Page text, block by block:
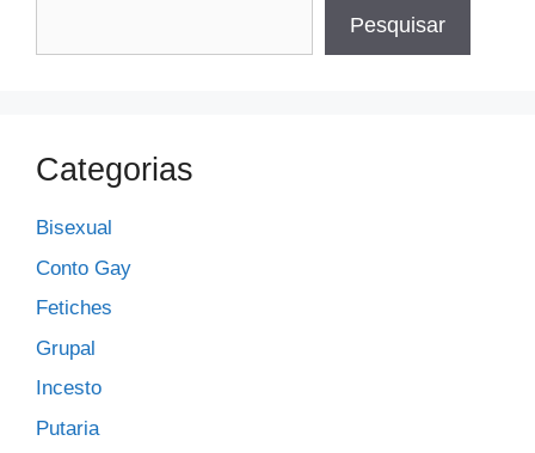
Pesquisar
Categorias
Bisexual
Conto Gay
Fetiches
Grupal
Incesto
Putaria